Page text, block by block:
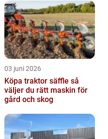
03 juni 2026
Köpa traktor säffle så
väljer du rätt maskin för
gård och skog